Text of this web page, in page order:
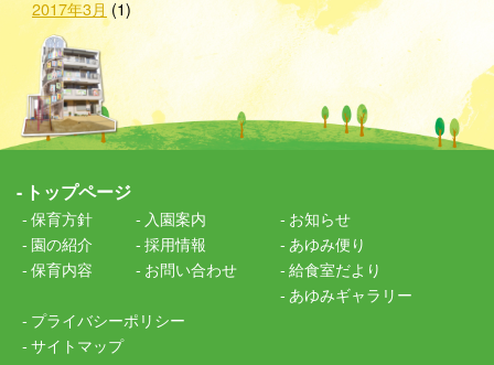
2017年3月 (1)
トップページ
保育方針
園の紹介
保育内容
入園案内
採用情報
お問い合わせ
お知らせ
あゆみ便り
給食室だより
あゆみギャラリー
プライバシーポリシー
サイトマップ